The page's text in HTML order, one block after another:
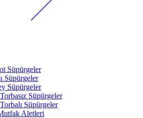
Süpürgeler
Süpürgeler
Süpürgeler
Süpürgeler
Süpürgeler
Aletleri